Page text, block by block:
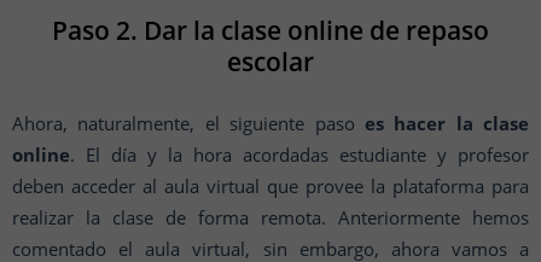
Paso 2. Dar la clase online de repaso
escolar
Ahora, naturalmente, el siguiente paso es hacer la clase
online. El día y la hora acordadas estudiante y profesor
deben acceder al aula virtual que provee la plataforma para
realizar la clase de forma remota. Anteriormente hemos
comentado el aula virtual, sin embargo, ahora vamos a